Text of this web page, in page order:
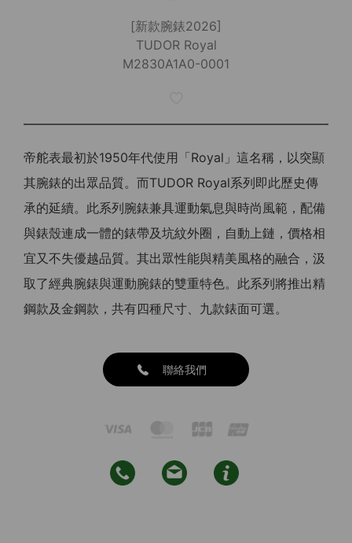
[新款腕錶2026]
TUDOR Royal
M2830A1A0-0001
帝舵表最初於1950年代使用「Royal」這名稱，以突顯
其腕錶的出眾品質。而TUDOR Royal系列即此歷史傳
承的延續。此系列腕錶兼具運動氣息與時尚風範，配備
與錶殼連成一體的錶帶及坑紋外圈，自動上鏈，價格相
宜又不失優越品質。其出眾性能與精美風格的融合，汲
取了經典腕錶與運動腕錶的雙重特色。此系列將推出精
鋼款及金鋼款，共有四種尺寸、九款錶面可選。
聯絡我們